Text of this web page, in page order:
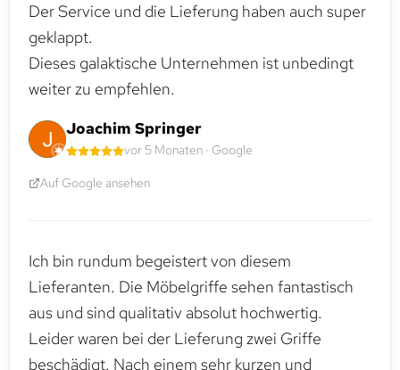
Der Service und die Lieferung haben auch super
geklappt.
Dieses galaktische Unternehmen ist unbedingt
weiter zu empfehlen.
Joachim Springer
vor 5 Monaten · Google
Auf Google ansehen
Ich bin rundum begeistert von diesem
Lieferanten. Die Möbelgriffe sehen fantastisch
aus und sind qualitativ absolut hochwertig.
Leider waren bei der Lieferung zwei Griffe
beschädigt. Nach einem sehr kurzen und